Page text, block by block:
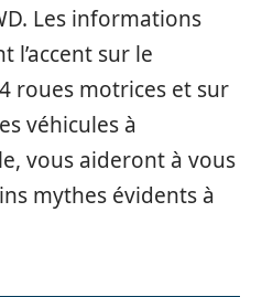
Les informations
l’accent sur le
roues motrices et sur
véhicules à
vous aideront à vous
mythes évidents à